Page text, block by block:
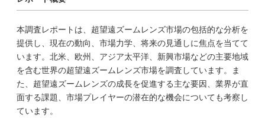
本調査レポートは、超望遠ズームレンズ市場の包括的な分析を
提供し、現在の動向、市場力学、将来の見通しに焦点を当てて
います。北米、欧州、アジア太平洋、新興市場などの主要地域
を含む世界の超望遠ズームレンズ市場を調査しています。ま
た、超望遠ズームレンズの成長を促進する主な要因、業界が直
面する課題、市場プレイヤーの潜在的な機会についても考察し
ています。